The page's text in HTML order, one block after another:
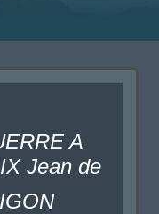
A
Jean de